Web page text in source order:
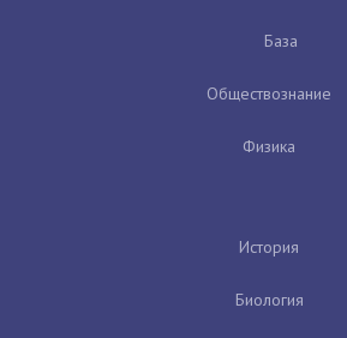
База
Обществознание
Физика
История
Биология